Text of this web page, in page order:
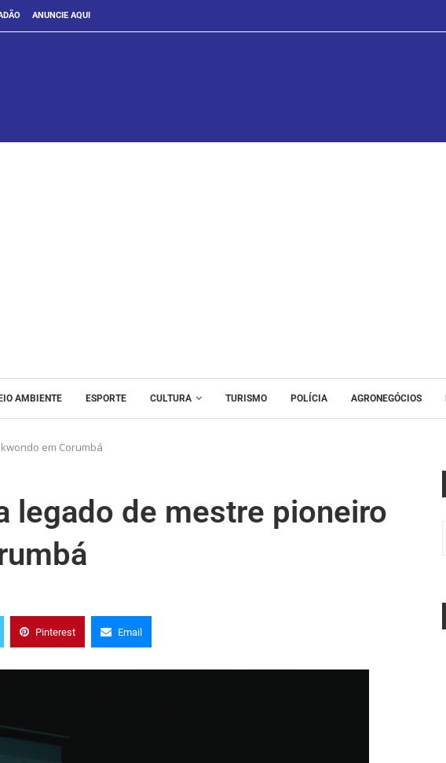
ANUNCIE AQUI
AMBIENTE ESPORTE CULTURA TURISMO POLÍCIA AGRONEGÓCIOS
em Corumbá
legado de mestre pioneiro
Pinterest Email